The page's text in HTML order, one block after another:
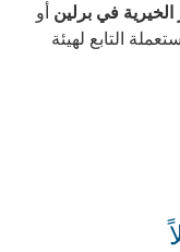
الخيرية في برلين أو
التابع لهيئة